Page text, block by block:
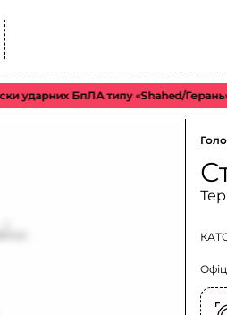
БпЛА типу «Shahed/Герань»